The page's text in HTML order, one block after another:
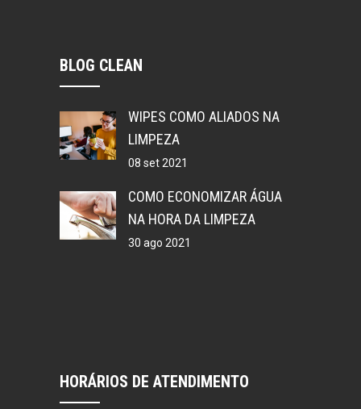
BLOG CLEAN
WIPES COMO ALIADOS NA
LIMPEZA
08 set 2021
COMO ECONOMIZAR ÁGUA
NA HORA DA LIMPEZA
30 ago 2021
HORÁRIOS DE ATENDIMENTO